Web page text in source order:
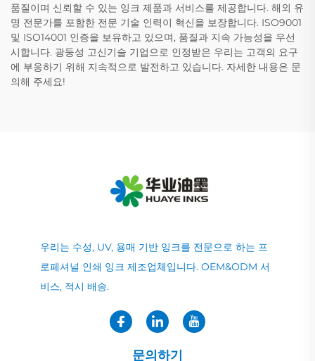
품질이며 신뢰할 수 있는 잉크 제품과 서비스를 제공합니다. 해외 유
명 전문가를 포함한 전문 기술 인력이 혁신을 보장합니다. ISO9001
및 ISO14001 인증을 보유하고 있으며, 품질과 지속 가능성을 우선
시합니다. 광둥성 고신기술 기업으로 인정받은 우리는 고객의 요구
에 부응하기 위해 지속적으로 발전하고 있습니다. 자세한 내용은 문
의해 주세요!
우리는 수성, UV, 용매 기반 잉크를 전문으로 하는 프
로페셔널 인쇄 잉크 제조업체입니다. OEM&ODM 서
비스, 적시 배송.
문의하기